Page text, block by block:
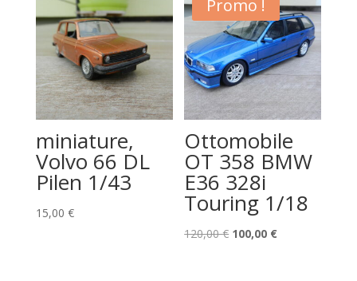
120,00 €.100,00 €.
50,00 €.40,00 €.
miniature,
Volvo 66 DL
Pilen 1/43
15,00 €
Promo !
Ottomobile
OT 358 BMW
E36 328i
Touring 1/18
120,00€ Le
100,00 €Le